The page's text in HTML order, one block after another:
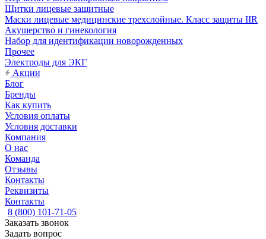
Щитки лицевые защитные
Маски лицевые медицинские трехслойные. Класс защиты IIR
Акушерство и гинекология
Набор для идентификации новорожденных
Прочее
Электроды для ЭКГ
Акции
Блог
Бренды
Как купить
Условия оплаты
Условия доставки
Компания
О нас
Команда
Отзывы
Контакты
Реквизиты
Контакты
8 (800) 101-71-05
Заказать звонок
Задать вопрос